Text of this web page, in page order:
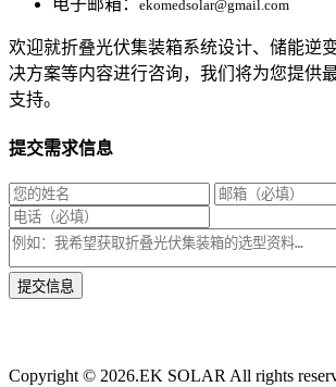
ekomedsolar@gmail.com
欢迎就折叠光伏集装箱系统设计、储能逆
决方案等内容进行咨询，我们将为您提供
支持。
提交需求信息
Copyright © 2026.EK SOLAR All rights